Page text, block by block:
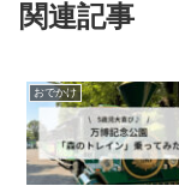
関連記事
おでかけ